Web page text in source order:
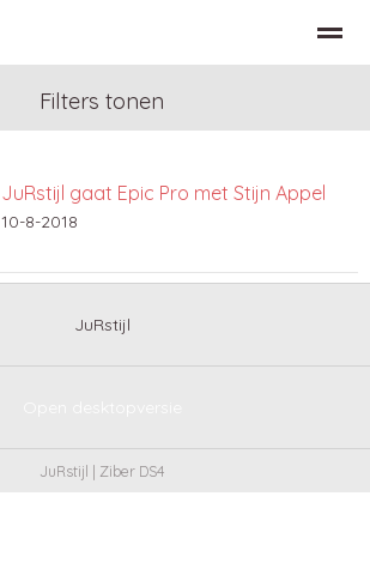
Zoeken Nieuws Bellen
Filters tonen
JuRstijl gaat Epic Pro met Stijn Appel
10-8-2018
JuRstijl
JuRstijl | Ziber DS4